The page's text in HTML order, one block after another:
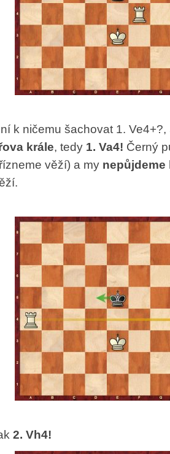
k ničemu šachovat 1. Ve4+?,
krále, tedy 1. Va4! Černý
věží) a my
2. Vh4!